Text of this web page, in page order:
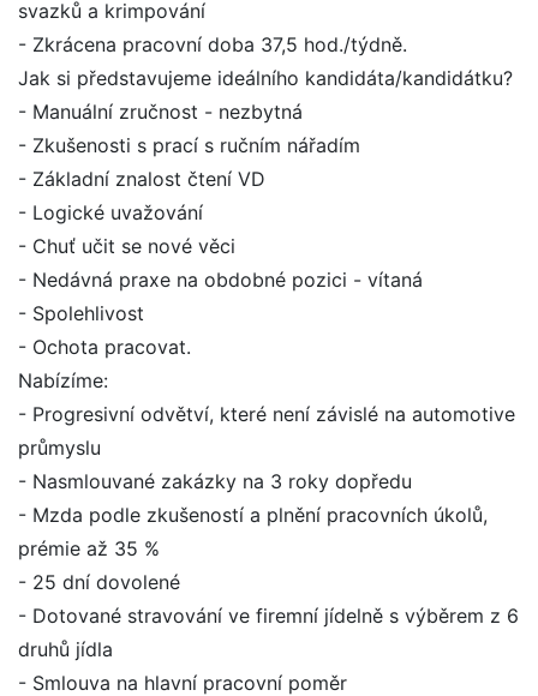
svazků a krimpování
- Zkrácena pracovní doba 37,5 hod./týdně.
Jak si představujeme ideálního kandidáta/kandidátku?
- Manuální zručnost - nezbytná
- Zkušenosti s prací s ručním nářadím
- Základní znalost čtení VD
- Logické uvažování
- Chuť učit se nové věci
- Nedávná praxe na obdobné pozici - vítaná
- Spolehlivost
- Ochota pracovat.
Nabízíme:
- Progresivní odvětví, které není závislé na automotive
průmyslu
- Nasmlouvané zakázky na 3 roky dopředu
- Mzda podle zkušeností a plnění pracovních úkolů,
prémie až 35 %
- 25 dní dovolené
- Dotované stravování ve firemní jídelně s výběrem z 6
druhů jídla
- Smlouva na hlavní pracovní poměr